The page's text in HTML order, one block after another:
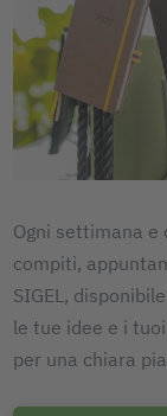
Ogni settimana e
compiti,
SIGEL,
le tue idee e i
per una chiara